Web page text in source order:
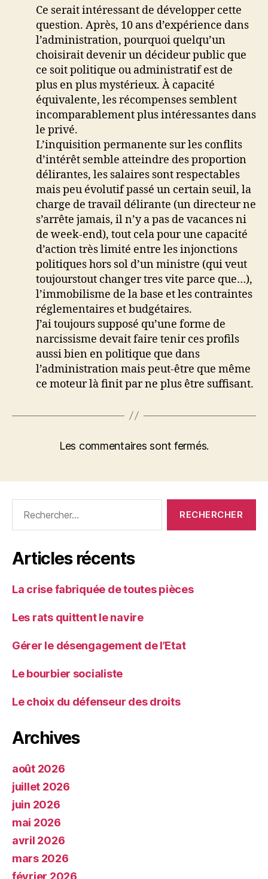
Ce serait intéressant de développer cette
question. Après, 10 ans d’expérience dans
l’administration, pourquoi quelqu’un
choisirait devenir un décideur public que
ce soit politique ou administratif est de
plus en plus mystérieux. À capacité
équivalente, les récompenses semblent
incomparablement plus intéressantes dans
le privé.
L’inquisition permanente sur les conflits
d’intérêt semble atteindre des proportion
délirantes, les salaires sont respectables
mais peu évolutif passé un certain seuil, la
charge de travail délirante (un directeur ne
s’arrête jamais, il n’y a pas de vacances ni
de week-end), tout cela pour une capacité
d’action très limité entre les injonctions
politiques hors sol d’un ministre (qui veut
toujourstout changer tres vite parce que…),
l’immobilisme de la base et les contraintes
réglementaires et budgétaires.
J’ai toujours supposé qu’une forme de
narcissisme devait faire tenir ces profils
aussi bien en politique que dans
l’administration mais peut-être que même
ce moteur là finit par ne plus être suffisant.
Les commentaires sont fermés.
Articles récents
La crise fabriquée de toutes pièces
Les rats quittent le navire
Gérer le désengagement de l’Etat
Le bourbier socialiste
Le choix du défenseur des droits
Archives
août 2026
juillet 2026
juin 2026
mai 2026
avril 2026
mars 2026
février 2026